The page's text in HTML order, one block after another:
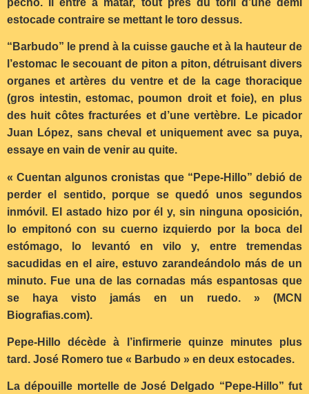
estocade contraire se mettant le toro dessus.
“Barbudo” le prend à la cuisse gauche et à la hauteur de
l’estomac le secouant de piton a piton, détruisant divers
organes et artères du ventre et de la cage thoracique
(gros intestin, estomac, poumon droit et foie), en plus
des huit côtes fracturées et d’une vertèbre. Le picador
Juan López, sans cheval et uniquement avec sa puya,
essaye en vain de venir au quite.
« Cuentan algunos cronistas que “Pepe-Hillo” debió de
perder el sentido, porque se quedó unos segundos
inmóvil. El astado hizo por él y, sin ninguna oposición,
lo empitonó con su cuerno izquierdo por la boca del
estómago, lo levantó en vilo y, entre tremendas
sacudidas en el aire, estuvo zarandeándolo más de un
minuto. Fue una de las cornadas más espantosas que
se haya visto jamás en un ruedo. » (MCN
Biografias.com).
Pepe-Hillo décède à l’infirmerie quinze minutes plus
tard. José Romero tue « Barbudo » en deux estocades.
La dépouille mortelle de José Delgado “Pepe-Hillo” fut